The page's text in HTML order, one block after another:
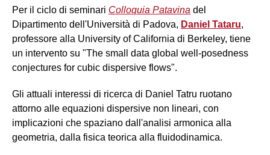
Per il ciclo di seminari Colloquia Patavina del
Dipartimento dell'Università di Padova, Daniel Tataru,
professore alla University of California di Berkeley, tiene
un intervento su "The small data global well-posedness
conjectures for cubic dispersive flows".
Gli attuali interessi di ricerca di Daniel Tatru ruotano
attorno alle equazioni dispersive non lineari, con
implicazioni che spaziano dall'analisi armonica alla
geometria, dalla fisica teorica alla fluidodinamica.